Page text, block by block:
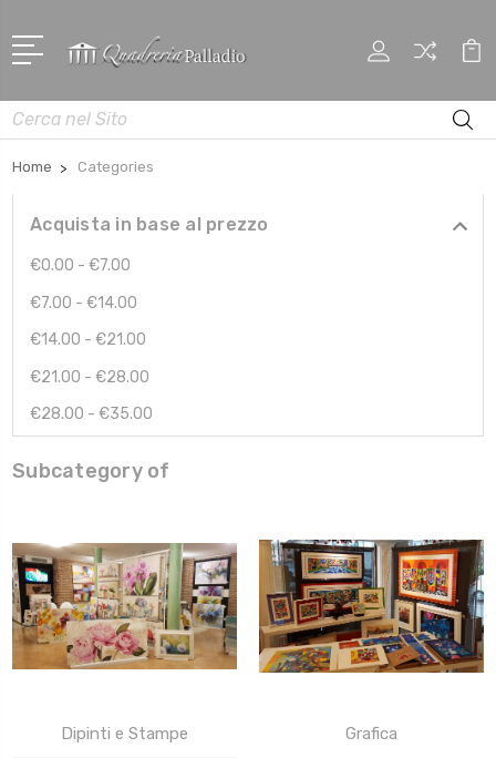
Cerca
Home Categories
Acquista in base al prezzo
€0.00 - €7.00
€7.00 - €14.00
€14.00 - €21.00
€21.00 - €28.00
€28.00 - €35.00
Subcategory of
Dipinti e Stampe Grafica